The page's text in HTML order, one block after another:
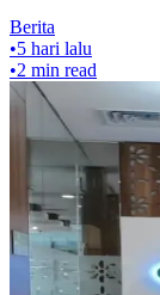
Berita
•5 hari lalu
•2 min read